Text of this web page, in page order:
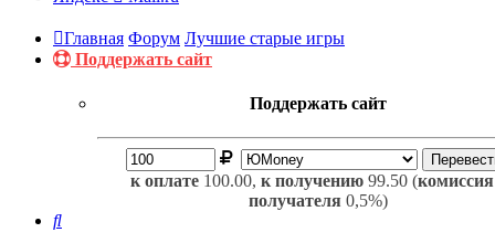
Главная Форум Лучшие старые игры
Поддержать сайт
Поддержать сайт
к оплате 100.00, к получению 99.50 (
получателя 0,5%)
Поиск